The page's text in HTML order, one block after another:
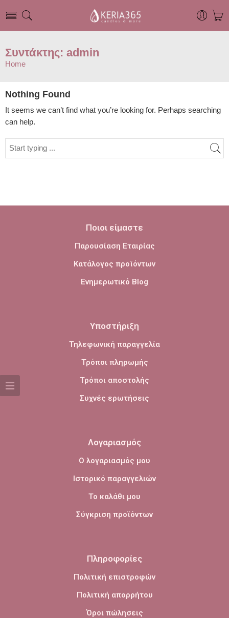
Συντάκτης: admin
Home
Nothing Found
It seems we can’t find what you’re looking for. Perhaps searching
can help.
Ποιοι είμαστε
Παρουσίαση Εταιρίας
Κατάλογος προϊόντων
Ενημερωτικό Blog
Υποστήριξη
Τηλεφωνική παραγγελία
Τρόποι πληρωμής
Τρόποι αποστολής
Συχνές ερωτήσεις
Λογαριασμός
Ο λογαριασμός μου
Ιστορικό παραγγελιών
Το καλάθι μου
Σύγκριση προϊόντων
Πληροφορίες
Πολιτική επιστροφών
Πολιτική απορρήτου
Όροι πώλησεις